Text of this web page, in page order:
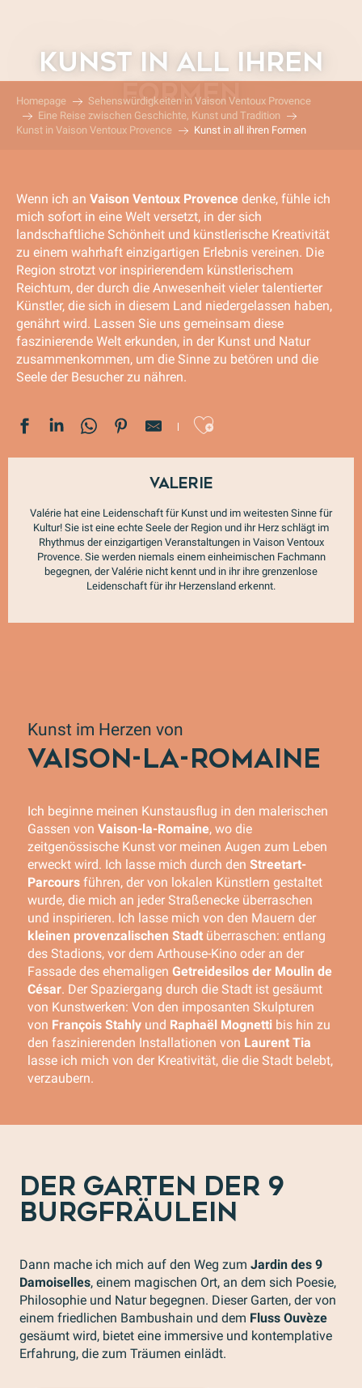
contenu
principalKUNST IN ALL IHREN
FORMEN
Homepage
Sehenswürdigkeiten in Vaison Ventoux Provence
Eine Reise zwischen Geschichte, Kunst und Tradition
Kunst in Vaison Ventoux Provence
Kunst in all ihren Formen
Wenn ich an Vaison Ventoux Provence denke, fühle ich
mich sofort in eine Welt versetzt, in der sich
landschaftliche Schönheit und künstlerische Kreativität
zu einem wahrhaft einzigartigen Erlebnis vereinen. Die
Region strotzt vor inspirierendem künstlerischem
Reichtum, der durch die Anwesenheit vieler talentierter
Künstler, die sich in diesem Land niedergelassen haben,
genährt wird. Lassen Sie uns gemeinsam diese
faszinierende Welt erkunden, in der Kunst und Natur
zusammenkommen, um die Sinne zu betören und die
Seele der Besucher zu nähren.
Ajouter
Valerie
Valérie hat eine Leidenschaft für Kunst und im weitesten Sinne für
Kultur! Sie ist eine echte Seele der Region und ihr Herz schlägt im
Rhythmus der einzigartigen Veranstaltungen in Vaison Ventoux
Provence. Sie werden niemals einem einheimischen Fachmann
begegnen, der Valérie nicht kennt und in ihr ihre grenzenlose
Leidenschaft für ihr Herzensland erkennt.
Kunst im Herzen von
VAISON-LA-ROMAINE
Ich beginne meinen Kunstausflug in den malerischen
Gassen von Vaison-la-Romaine, wo die
zeitgenössische Kunst vor meinen Augen zum Leben
erweckt wird. Ich lasse mich durch den Streetart-
Parcours führen, der von lokalen Künstlern gestaltet
wurde, die mich an jeder Straßenecke überraschen
und inspirieren. Ich lasse mich von den Mauern der
kleinen provenzalischen Stadt überraschen: entlang
des Stadions, vor dem Arthouse-Kino oder an der
Fassade des ehemaligen Getreidesilos der Moulin de
César. Der Spaziergang durch die Stadt ist gesäumt
von Kunstwerken: Von den imposanten Skulpturen
von François Stahly und Raphaël Mognetti bis hin zu
den faszinierenden Installationen von Laurent Tia
lasse ich mich von der Kreativität, die die Stadt belebt,
verzaubern.
DER GARTEN DER 9
BURGFRÄULEIN
Dann mache ich mich auf den Weg zum Jardin des 9
Damoiselles, einem magischen Ort, an dem sich Poesie,
Philosophie und Natur begegnen. Dieser Garten, der von
einem friedlichen Bambushain und dem Fluss Ouvèze
gesäumt wird, bietet eine immersive und kontemplative
Erfahrung, die zum Träumen einlädt.